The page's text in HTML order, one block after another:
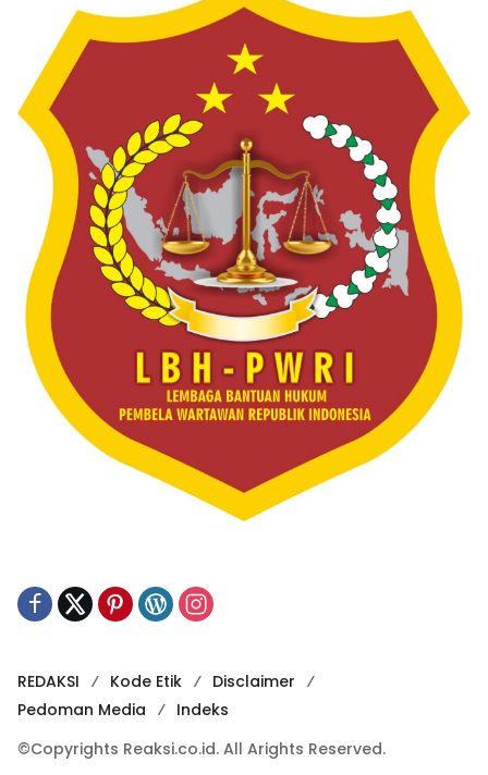
REDAKSI Kode Etik
Disclaimer
Pedoman Media
Indeks
©Copyrights Reaksi.co.id. All Arights Reserved.